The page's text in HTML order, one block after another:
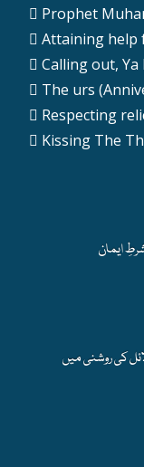
The urs
Respecting
Kissing The